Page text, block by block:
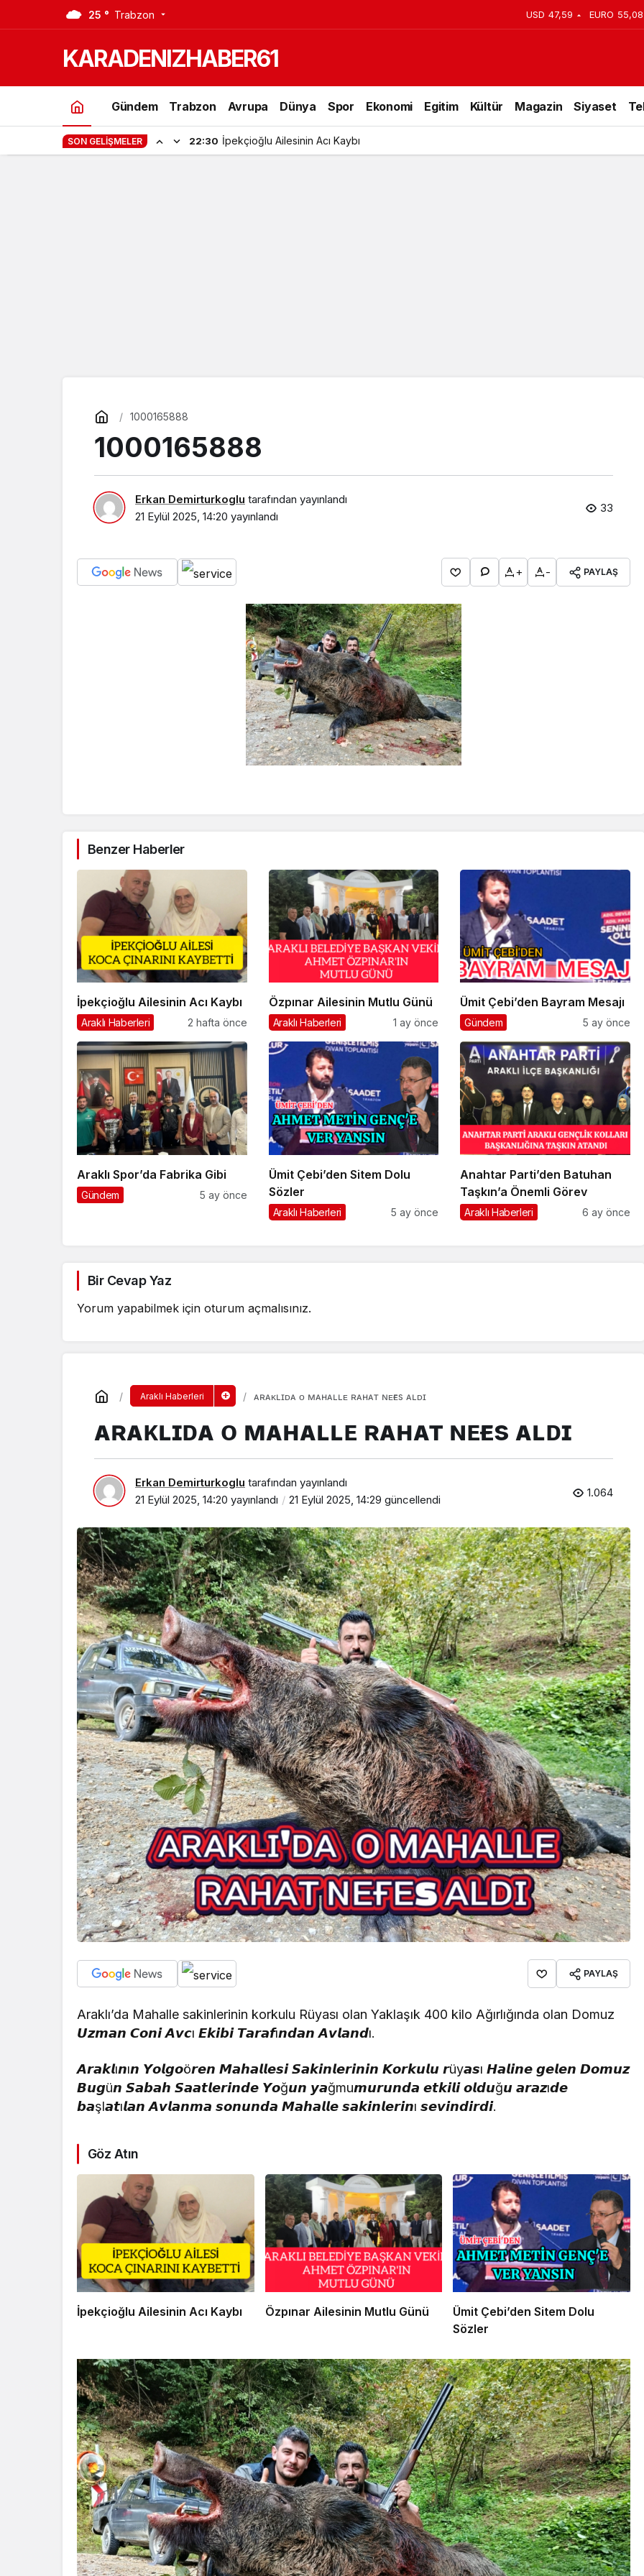
25 ° Trabzon USD 47,59 EURO 55,08
KARADENIZHABER61
Gündem Trabzon Avrupa Dünya Spor Ekonomi Egitim Kültür Magazin Siyaset
SON GELIŞMELER 22:30 İpekçioğlu Ailesinin Acı Kaybı
1000165888
1000165888
Erkan Demirturkoglu tarafından yayınlandı
21 Eylül 2025, 14:20 yayınlandı
33
+ - PAYLAŞ
Benzer Haberler
İpekçioğlu Ailesinin Acı Kaybı
Araklı Haberleri 2 hafta önce
Özpınar Ailesinin Mutlu Günü
Araklı Haberleri 1 ay önce
Ümit Çebi’den Bayram Mesajı
Gündem 5 ay önce
Araklı Spor’da Fabrika Gibi
Gündem 5 ay önce
Ümit Çebi’den Sitem Dolu
Sözler
Araklı Haberleri 5 ay önce
Anahtar Parti’den Batuhan
Taşkın’a Önemli Görev
Araklı Haberleri 6 ay önce
Bir Cevap Yaz
Yorum yapabilmek için oturum açmalısınız.
Araklı Haberleri
İpekçioğlu Ailesinin Acı
Kaybı
Araklı Haberleri ᴀʀᴀᴋʟɪᴅᴀ ᴏ ᴍᴀʜᴀʟʟᴇ ʀᴀʜᴀᴛ ɴᴇғᴇs ᴀʟᴅɪ
ᴀʀᴀᴋʟɪᴅᴀ ᴏ ᴍᴀʜᴀʟʟᴇ ʀᴀʜᴀᴛ ɴᴇғᴇs ᴀʟᴅɪ
Erkan Demirturkoglu tarafından yayınlandı
21 Eylül 2025, 14:20 yayınlandı 21 Eylül 2025, 14:29 güncellendi 1.064
PAYLAŞ
Araklı’da Mahalle sakinlerinin korkulu Rüyası olan Yaklaşık 400 kilo Ağırlığında olan Domuz
𝙐𝙯𝙢𝙖𝙣 𝘾𝙤𝙣𝙞 𝘼𝙫𝙘ı 𝙀𝙠𝙞𝙗𝙞 𝙏𝙖𝙧𝙖𝙛ı𝙣𝙙𝙖𝙣 𝘼𝙫𝙡𝙖𝙣𝙙ı.
𝘼𝙧𝙖𝙠𝙡ı𝙣ı𝙣 𝙔𝙤𝙡𝙜𝙤ö𝙧𝙚𝙣 𝙈𝙖𝙝𝙖𝙡𝙡𝙚𝙨𝙞 𝙎𝙖𝙠𝙞𝙣𝙡𝙚𝙧𝙞𝙣𝙞𝙣 𝙆𝙤𝙧𝙠𝙪𝙡𝙪 𝙧üy𝙖𝙨ı 𝙃𝙖𝙡𝙞𝙣𝙚 𝙜𝙚𝙡𝙚𝙣 𝘿𝙤𝙢𝙪𝙯
𝘽𝙪𝙜ü𝙣 𝙎𝙖𝙗𝙖𝙝 𝙎𝙖𝙖𝙩𝙡𝙚𝙧𝙞𝙣𝙙𝙚 𝙔𝙤ğ𝙪𝙣 𝙮𝙖ğmu𝙢𝙪𝙧𝙪𝙣𝙙𝙖 𝙚𝙩𝙠𝙞𝙡𝙞 𝙤𝙡𝙙𝙪ğ𝙪 𝙖𝙧𝙖𝙯ı𝙙𝙚
𝙗𝙖şl𝙖𝙩ı𝙡𝙖𝙣 𝘼𝙫𝙡𝙖𝙣𝙢𝙖 𝙨𝙤𝙣𝙪𝙣𝙙𝙖 𝙈𝙖𝙝𝙖𝙡𝙡𝙚 𝙨𝙖𝙠𝙞𝙣𝙡𝙚𝙧𝙞𝙣ı 𝙨𝙚𝙫𝙞𝙣𝙙𝙞𝙧𝙙𝙞.
Göz Atın
İpekçioğlu Ailesinin Acı Kaybı Özpınar Ailesinin Mutlu Günü
Ümit Çebi’den Sitem Dolu
Sözler
ᴀʀᴀᴋʟɪᴅᴀ ᴏ ᴍᴀʜᴀʟʟᴇ ʀᴀʜᴀᴛ ɴᴇғᴇs ᴀʟᴅɪ